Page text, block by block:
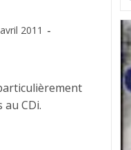
2011
CDi.